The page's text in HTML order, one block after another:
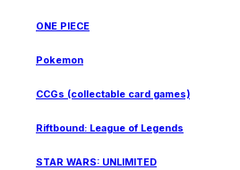
ONE PIECE
Pokemon
CCGs (collectable card games)
Riftbound: League of Legends
STAR WARS: UNLIMITED